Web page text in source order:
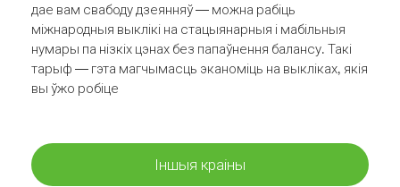
дае вам свабоду дзеянняў — можна рабіць
міжнародныя выклікі на стацыянарныя і мабільныя
нумары па нізкіх цэнах без папаўнення балансу. Такі
тарыф — гэта магчымасць эканоміць на выкліках, якія
вы ўжо робіце
Іншыя краіны